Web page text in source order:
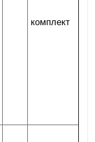
комплект